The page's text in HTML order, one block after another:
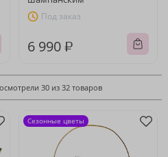
Под заказ
6 990 ₽
30 из 32 товаров
Сезонные цветы